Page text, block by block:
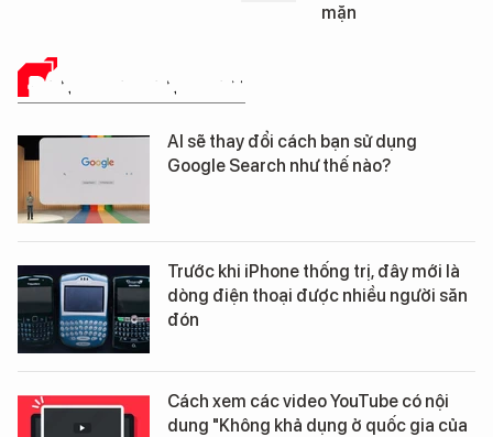
ĐÁNH GIÁ SẢN PHẨM
AI sẽ thay đổi cách bạn sử dụng
Google Search như thế nào?
Trước khi iPhone thống trị, đây mới là
dòng điện thoại được nhiều người săn
đón
Cách xem các video YouTube có nội
dung "Không khả dụng ở quốc gia của